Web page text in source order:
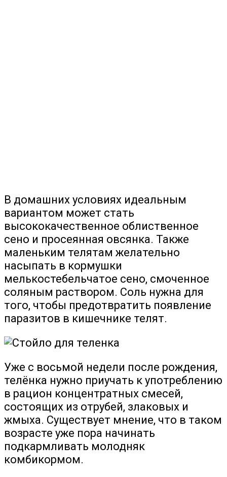
В домашних условиях идеальным
вариантом может стать
высококачественное облиственное
сено и просеянная овсянка. Также
маленьким телятам желательно
насыпать в кормушки
мелькостебельчатое сено, смоченное
соляным раствором. Соль нужна для
того, чтобы предотвратить появление
паразитов в кишечнике телят.
Уже с восьмой недели после рождения,
телёнка нужно приучать к употреблению
в рацион концентратных смесей,
состоящих из отрубей, злаковых и
жмыха. Существует мнение, что в таком
возрасте уже пора начинать
подкармливать молодняк
комбикормом.